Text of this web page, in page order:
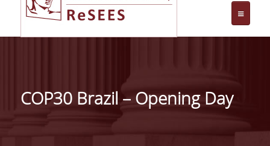
ΣΧΕΤΙΚΑ
PROJECTS
COP30 Brazil – Opening Day